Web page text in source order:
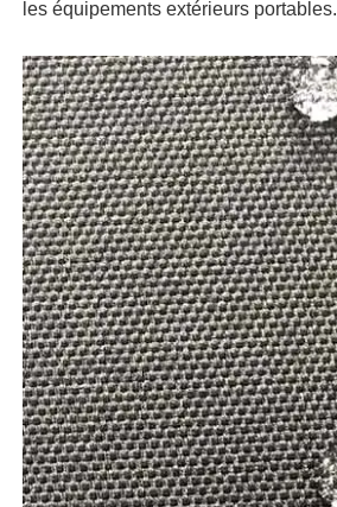
les équipements extérieurs portables.